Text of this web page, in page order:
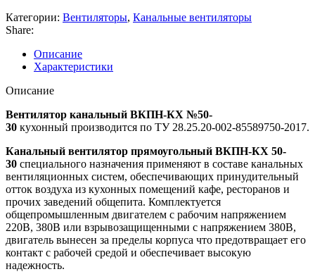
Категории: Вентиляторы, Канальные вентиляторы
Share:
Описание
Характеристики
Описание
Вентилятор канальный ВКПН-КХ №50-
30 кухонный производится по ТУ 28.25.20-002-85589750-2017.
Канальный вентилятор прямоугольный ВКПН-КХ 50-
30 специального назначения применяют в составе канальных
вентиляционных систем, обеспечивающих принудительный
отток воздуха из кухонных помещений кафе, ресторанов и
прочих заведений общепита. Комплектуется
общепромышленным двигателем с рабочим напряжением
220В, 380В или взрывозащищенными с напряжением 380В,
двигатель вынесен за пределы корпуса что предотвращает его
контакт с рабочей средой и обеспечивает высокую
надежность.